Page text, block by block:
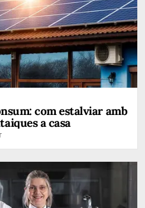
com estalviar amb
a casa